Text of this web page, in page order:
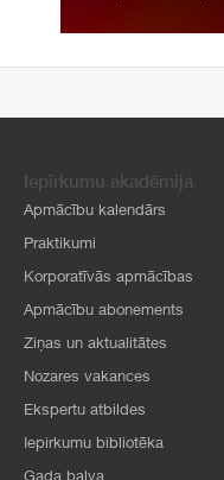
Iepirkumu akadēmija
Apmācību kalendārs
Praktikumi
Korporatīvās apmācības
Apmācību abonements
Ziņas un aktualitātes
Nozares vakances
Ekspertu atbildes
Iepirkumu bibliotēka